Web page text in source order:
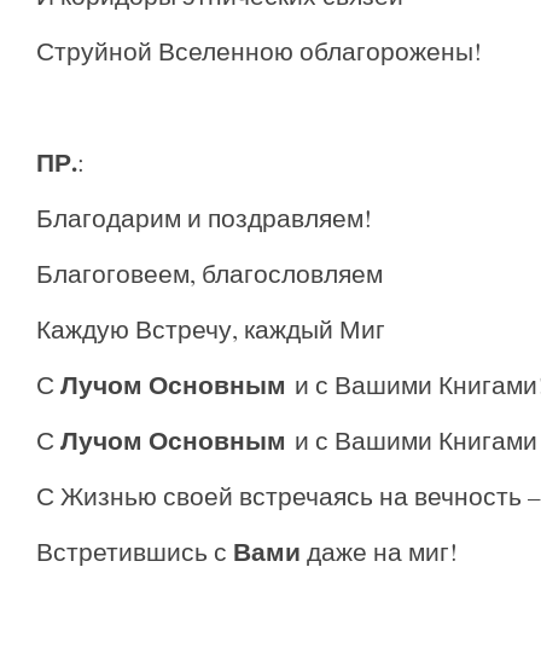
Струйной Вселенною облагорожены!
ПР.:
Благодарим и поздравляем!
Благоговеем, благословляем
Каждую Встречу, каждый Миг
С Лучом Основным и с Вашими
С Лучом Основным и с Вашими Книгами
С Жизнью своей встречаясь на вечность –
Встретившись с Вами даже на миг!